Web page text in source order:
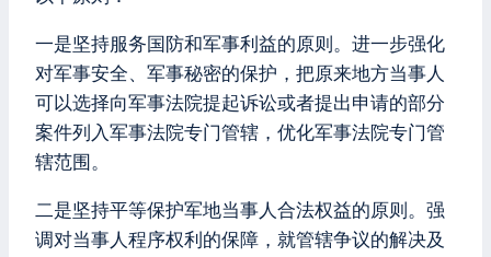
一是坚持服务国防和军事利益的原则。进一步强化
对军事安全、军事秘密的保护，把原来地方当事人
可以选择向军事法院提起诉讼或者提出申请的部分
案件列入军事法院专门管辖，优化军事法院专门管
辖范围。
二是坚持平等保护军地当事人合法权益的原则。强
调对当事人程序权利的保障，就管辖争议的解决及